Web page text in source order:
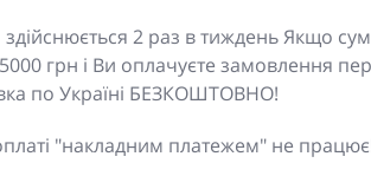
2 раз в тиждень Якщо
грн і Ви оплачуєте замовлення
по Україні БЕЗКОШТОВНО!
"накладним платежем" не